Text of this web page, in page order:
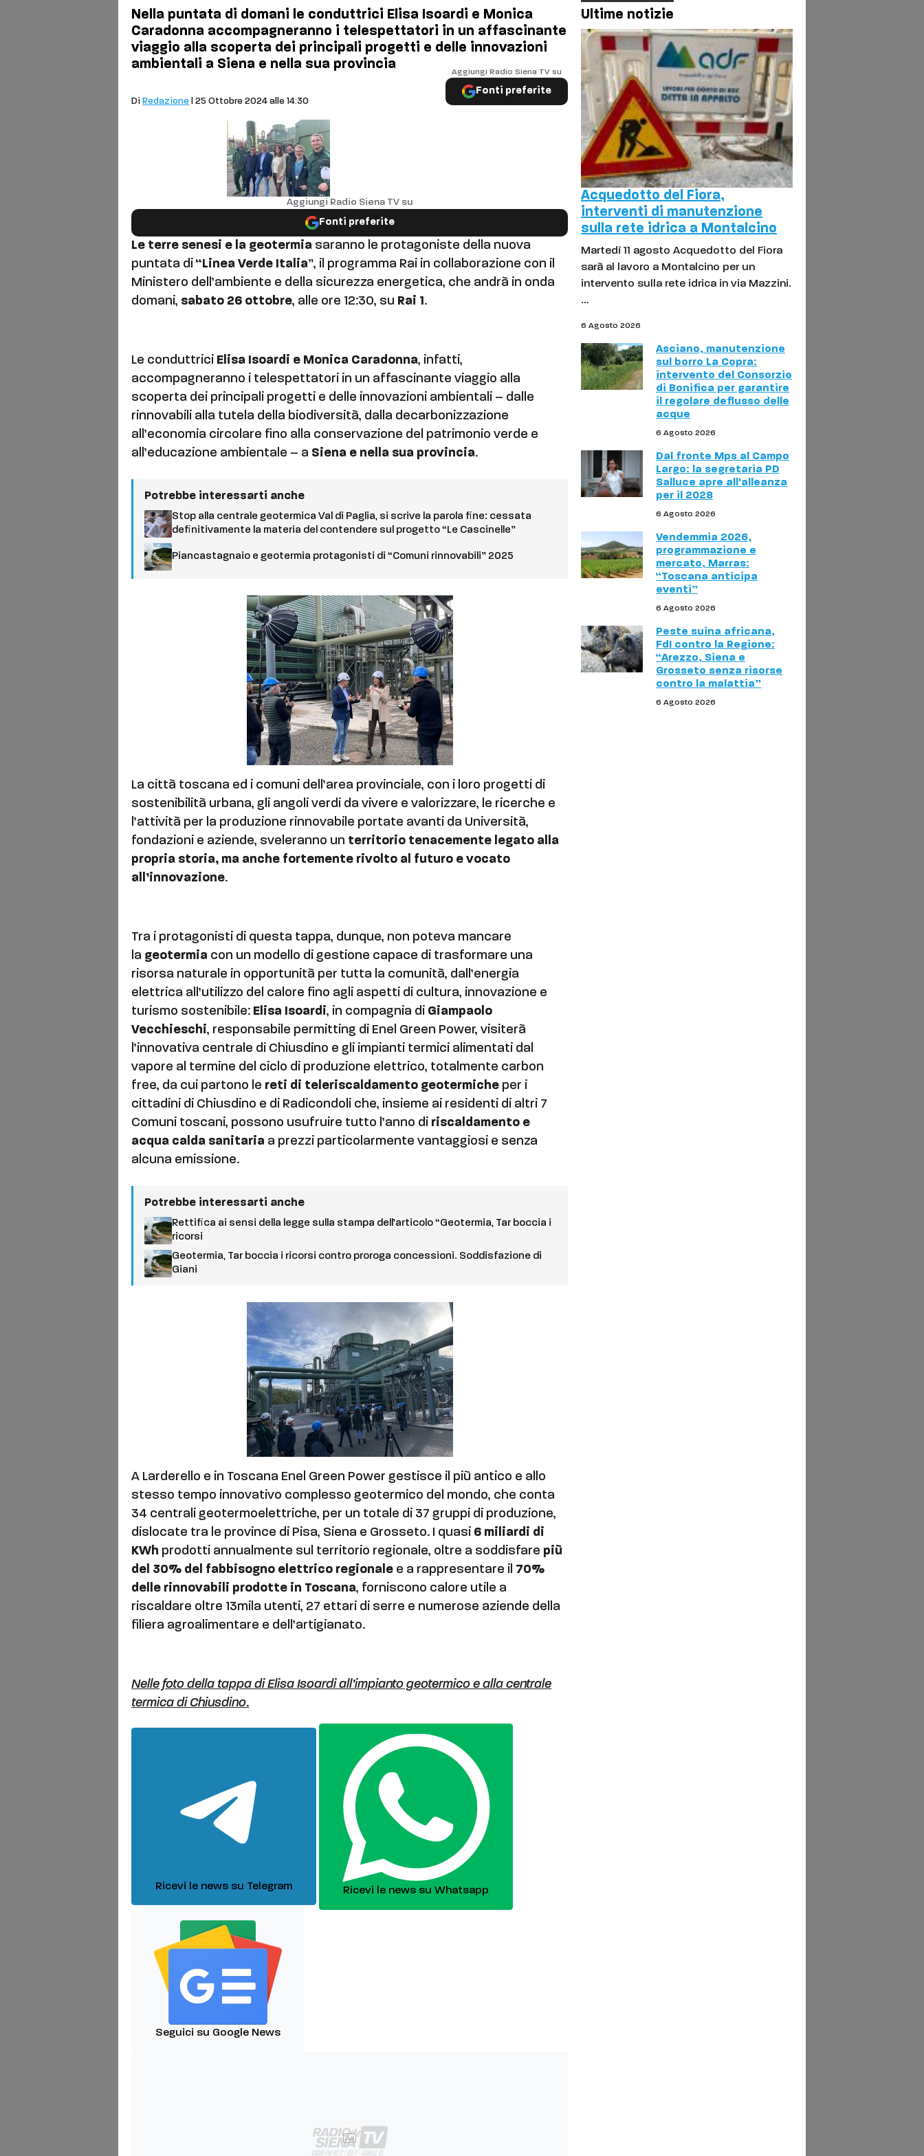
Nella puntata di domani le conduttrici Elisa Isoardi e Monica
Caradonna accompagneranno i telespettatori in un affascinante
viaggio alla scoperta dei principali progetti e delle innovazioni
ambientali a Siena e nella sua provincia
Di Redazione | 25 Ottobre 2024 alle 14:30
Aggiungi Radio Siena TV su
Fonti preferite
Aggiungi Radio Siena TV su
Fonti preferite
Le terre senesi e la geotermia saranno le protagoniste della nuova
puntata di“Linea Verde Italia”, il programma Rai in collaborazione con il
Ministero dell’ambiente e della sicurezza energetica, che andrà in onda
domani, sabato 26 ottobre, alle ore 12:30, su Rai 1.
Le conduttrici Elisa Isoardi e Monica Caradonna, infatti,
accompagneranno i telespettatori in un affascinante viaggio alla
scoperta dei principali progetti e delle innovazioni ambientali – dalle
rinnovabili alla tutela della biodiversità, dalla decarbonizzazione
all’economia circolare fino alla conservazione del patrimonio verde e
all’educazione ambientale – a Siena e nella sua provincia.
Potrebbe interessarti anche
Stop alla centrale geotermica Val di Paglia, si scrive la parola fine: cessata
definitivamente la materia del contendere sul progetto “Le Cascinelle”
Piancastagnaio e geotermia protagonisti di “Comuni rinnovabili” 2025
La città toscana ed i comuni dell’area provinciale, con i loro progetti di
sostenibilità urbana, gli angoli verdi da vivere e valorizzare, le ricerche e
l’attività per la produzione rinnovabile portate avanti da Università,
fondazioni e aziende, sveleranno un territorio tenacemente legato alla
propria storia, ma anche fortemente rivolto al futuro e vocato
all’innovazione.
Tra i protagonisti di questa tappa, dunque, non poteva mancare
la geotermia con un modello di gestione capace di trasformare una
risorsa naturale in opportunità per tutta la comunità, dall’energia
elettrica all’utilizzo del calore fino agli aspetti di cultura, innovazione e
turismo sostenibile: Elisa Isoardi, in compagnia di Giampaolo
Vecchieschi, responsabile permitting di Enel Green Power, visiterà
l’innovativa centrale di Chiusdino e gli impianti termici alimentati dal
vapore al termine del ciclo di produzione elettrico, totalmente carbon
free, da cui partono le reti di teleriscaldamento geotermiche per i
cittadini di Chiusdino e di Radicondoli che, insieme ai residenti di altri 7
Comuni toscani, possono usufruire tutto l’anno di riscaldamento e
acqua calda sanitaria a prezzi particolarmente vantaggiosi e senza
alcuna emissione.
Potrebbe interessarti anche
Rettifica ai sensi della legge sulla stampa dell’articolo “Geotermia, Tar boccia i
ricorsi
Geotermia, Tar boccia i ricorsi contro proroga concessioni. Soddisfazione di
Giani
A Larderello e in Toscana Enel Green Power gestisce il più antico e allo
stesso tempo innovativo complesso geotermico del mondo, che conta
34 centrali geotermoelettriche, per un totale di 37 gruppi di produzione,
dislocate tra le province di Pisa, Siena e Grosseto. I quasi 6 miliardi di
KWh prodotti annualmente sul territorio regionale, oltre a soddisfare più
del 30% del fabbisogno elettrico regionale e a rappresentare il 70%
delle rinnovabili prodotte in Toscana, forniscono calore utile a
riscaldare oltre 13mila utenti, 27 ettari di serre e numerose aziende della
filiera agroalimentare e dell’artigianato.
Nelle foto della tappa di Elisa Isoardi all’impianto geotermico e alla centrale
termica di Chiusdino.
Ricevi le news su Telegram Ricevi le news su Whatsapp
Seguici su Google News
Ad
Ultime notizie
Acquedotto del Fiora,
interventi di manutenzione
sulla rete idrica a Montalcino
Martedì 11 agosto Acquedotto del Fiora
sarà al lavoro a Montalcino per un
intervento sulla rete idrica in via Mazzini.
…
6 Agosto 2026
Asciano, manutenzione
sul borro La Copra:
intervento del Consorzio
di Bonifica per garantire
il regolare deflusso delle
acque
6 Agosto 2026
Dal fronte Mps al Campo
Largo: la segretaria PD
Salluce apre all'alleanza
per il 2028
6 Agosto 2026
Vendemmia 2026,
programmazione e
mercato, Marras:
“Toscana anticipa
eventi”
6 Agosto 2026
Peste suina africana,
FdI contro la Regione:
“Arezzo, Siena e
Grosseto senza risorse
contro la malattia”
6 Agosto 2026